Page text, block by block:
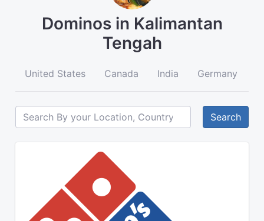
Dominos in Kalimantan
Tengah
United States Canada India Germany
Search